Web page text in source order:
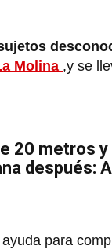
Molina ,y se
20 metros y
después:
para